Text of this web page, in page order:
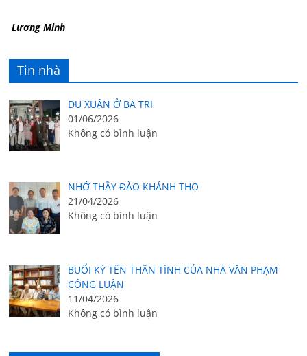
Lương Minh
Tin nhà
DU XUÂN Ở BA TRI
01/06/2026
Không có bình luận
NHỚ THẦY ĐÀO KHÁNH THỌ
21/04/2026
Không có bình luận
BUỔI KÝ TÊN THÂN TÌNH CỦA NHÀ VĂN PHẠM
CÔNG LUẬN
11/04/2026
Không có bình luận